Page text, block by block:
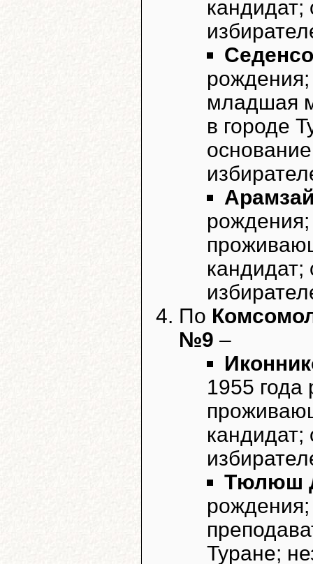
кандидат;
младшая
в городе
кандидат;
По
№9 –
1955
кандидат;
Тюлюш
Туране;